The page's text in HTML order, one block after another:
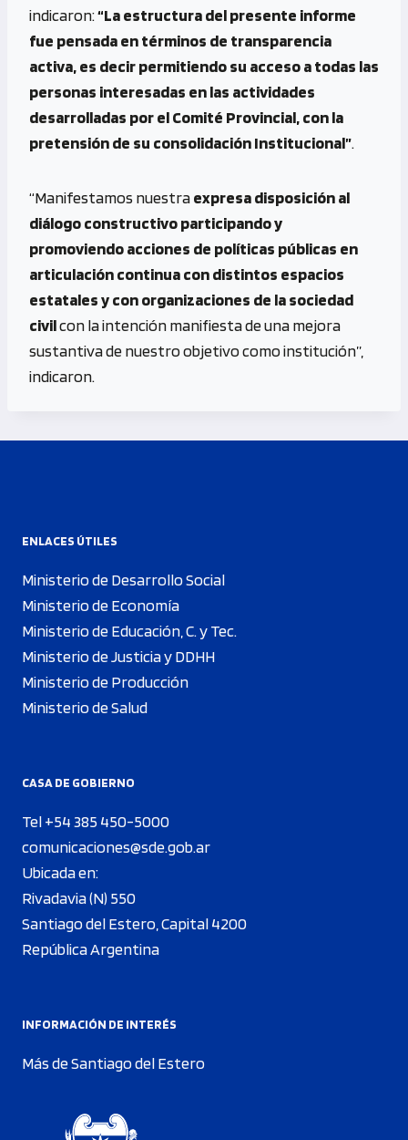
indicaron:“La estructura del presente informe
fue pensada en términos de transparencia
activa, es decir permitiendo su acceso a todas las
personas interesadas en las actividades
desarrolladas por el Comité Provincial, con la
pretensión de su consolidaciónInstitucional”.
“Manifestamos nuestraexpresa disposición al
diálogo constructivo participando y
promoviendo acciones de políticas públicas en
articulación continua con distintos espacios
estatales y con organizaciones de la sociedad
civilcon la intención manifiesta de una mejora
sustantiva de nuestro objetivo como institución”,
indicaron.
ENLACES ÚTILES
Ministerio de Desarrollo Social
Ministerio de Economía
Ministerio de Educación, C. y Tec.
Ministerio de Justicia y DDHH
Ministerio de Producción
Ministerio de Salud
CASA DE GOBIERNO
Tel +54 385 450-5000
comunicaciones@sde.gob.ar
Ubicada en:
Rivadavia (N) 550
Santiago del Estero, Capital 4200
República Argentina
INFORMACIÓN DE INTERÉS
Más de Santiago del Estero